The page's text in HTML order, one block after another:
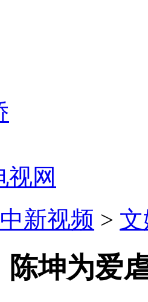
视网
中新视频 >
陈坤为爱